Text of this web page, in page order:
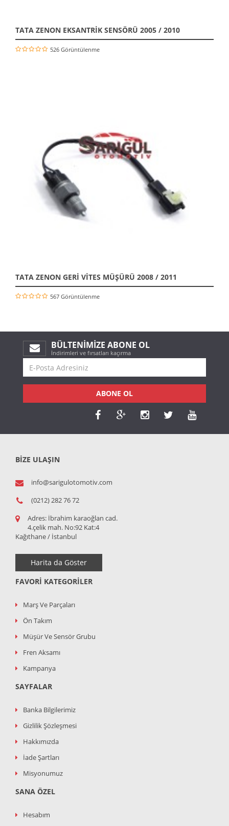
TATA ZENON EKSANTRİK SENSÖRÜ 2005 / 2010
526 Görüntülenme
TATA ZENON GERİ VİTES MÜŞÜRÜ 2008 / 2011
567 Görüntülenme
BÜLTENIMIZE ABONE OL
İndirimleri ve fırsatları kaçırma
ABONE OL
BİZE ULAŞIN
info@sarigulotomotiv.com
(0212) 282 76 72
Adres: İbrahim karaoğlan cad.
4.çelik mah. No:92 Kat:4
Kağıthane / İstanbul
Harita da Göster
FAVORI KATEGORILER
Marş Ve Parçaları
Ön Takım
Müşür Ve Sensör Grubu
Fren Aksamı
Kampanya
SAYFALAR
Banka Bilgilerimiz
Gizlilik Şözleşmesi
Hakkımızda
İade Şartları
Misyonumuz
SANA ÖZEL
Hesabım